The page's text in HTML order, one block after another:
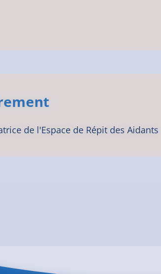
de l'Espace de Répit des Aidants